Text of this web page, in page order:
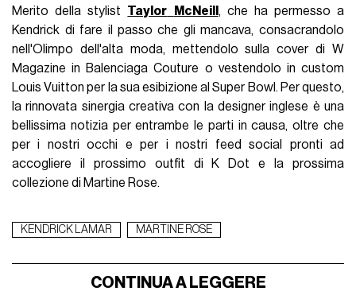
Merito della stylist Taylor McNeill , che ha permesso a
Kendrick di fare il passo che gli mancava, consacrandolo
nell'Olimpo dell'alta moda, mettendolo sulla cover di W
Magazine in Balenciaga Couture o vestendolo in custom
Louis Vuitton per la sua esibizione al Super Bowl. Per questo,
la rinnovata sinergia creativa con la designer inglese è una
bellissima notizia per entrambe le parti in causa, oltre che
per i nostri occhi e per i nostri feed social pronti ad
accogliere il prossimo outfit di K Dot e la prossima
collezione di Martine Rose.
KENDRICK LAMAR MARTINE ROSE
CONTINUA A LEGGERE